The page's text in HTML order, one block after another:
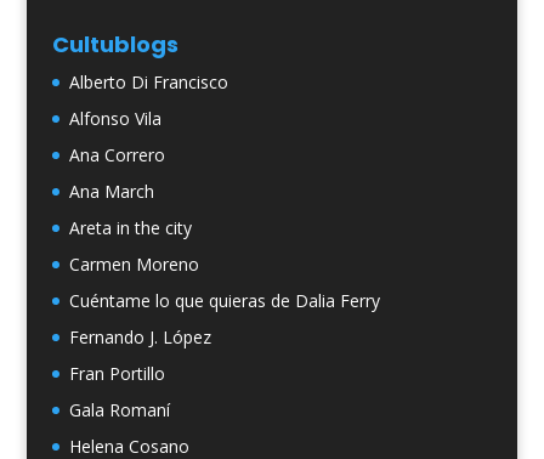
Cultublogs
Alberto Di Francisco
Alfonso Vila
Ana Correro
Ana March
Areta in the city
Carmen Moreno
Cuéntame lo que quieras de Dalia Ferry
Fernando J. López
Fran Portillo
Gala Romaní
Helena Cosano